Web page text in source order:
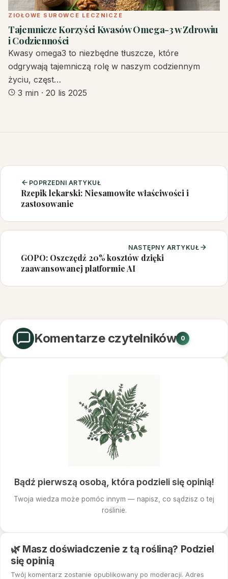
ZIOŁOWE SUROWCE LECZNICZE
Tajemnicze Korzyści Kwasów Omega-3 w Zdrowiu
i Codzienności
Kwasy omega3 to niezbędne tłuszcze, które
odgrywają tajemniczą rolę w naszym codziennym
życiu, częst…
3 min · 20 lis 2025
POPRZEDNI ARTYKUŁ
Rzepik lekarski: Niesamowite właściwości i
zastosowanie
NASTĘPNY ARTYKUŁ
GOPO: Oszczędź 20% kosztów dzięki
zaawansowanej platformie AI
Komentarze czytelników 0
Bądź pierwszą osobą, która podzieli się opinią!
Twoja wiedza może pomóc innym — napisz, co sądzisz o tej
roślinie.
🌿 Masz doświadczenie z tą rośliną? Podziel
się opinią
Twój komentarz zostanie opublikowany po moderacji. Adres